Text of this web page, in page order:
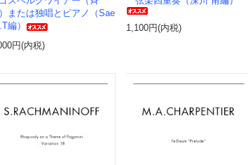
または独唱とピアノ（Sae
編）
円(内税)
1,100円(内税)